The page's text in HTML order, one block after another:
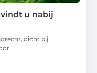
u nabij
dicht bij